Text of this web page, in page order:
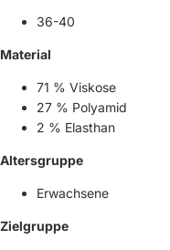
36-40
Material
71 % Viskose
27 % Polyamid
2 % Elasthan
Altersgruppe
Erwachsene
Zielgruppe